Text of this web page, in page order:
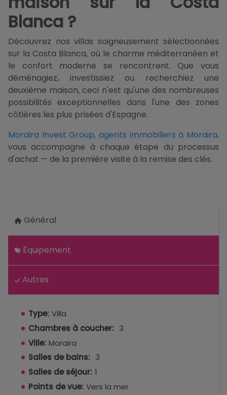
Blanca ?
Découvrez nos villas soigneusement sélectionnées
sur la Costa Blanca, où le charme méditerranéen et
le confort moderne se rencontrent. Que vous
déménagiez, investissiez ou recherchiez une
deuxième maison, ceci n'est qu'une des nombreuses
possibilités exceptionnelles dans l'une des zones
côtières les plus prisées d'Espagne.
Moraira Invest Group, agents immobiliers à Moraira,
vous accompagne à chaque étape du processus
d'achat — de la première visite à la remise des clés.
Général
Équipement
Autres
Type: Villa
Chambres à coucher: 3
Ville: Moraira
Salles de bains: 3
Salles de séjour: 1
Points de vue: Vers la mer